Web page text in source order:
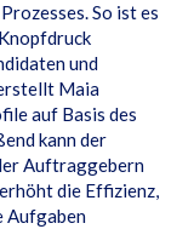
So ist es
und
Maia
auf Basis des
kann der
Auftraggebern
die Effizienz,
Aufgaben